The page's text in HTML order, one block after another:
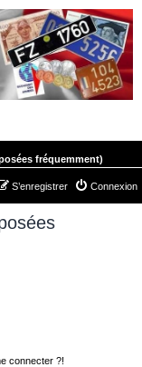
fréquemment)
Connexion
S’enregistrer
connecter ?!